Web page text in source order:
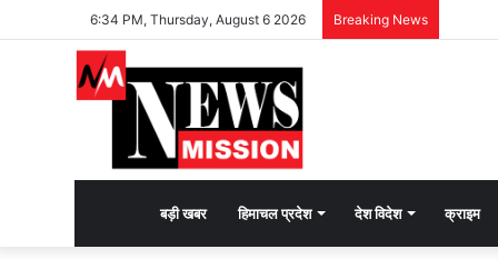
6:34 PM, Thursday, August 6 2026 Breaking News
बड़ी खबर हिमाचल प्रदेश देश विदेश क्राइम